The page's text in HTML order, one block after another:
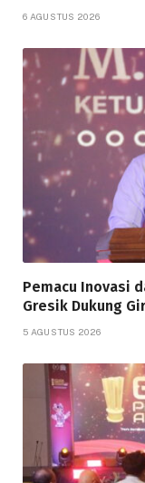
6 AGUSTUS 2026
Pemacu Inovasi
Gresik Dukung
5 AGUSTUS 2026